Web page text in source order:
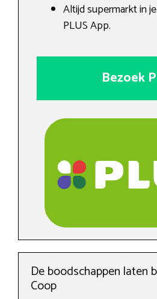
Altijd supermarkt in
PLUS App.
Bezoek
De boodschappen laten
Coop